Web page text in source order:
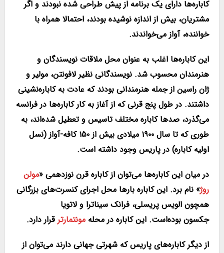
کاباره‌ها دارای یک برنامه از پیش طراحی شده نبودند و اگر
مشتریان، بیش از اندازه نوشیده بودند، احتمالا همراه با
خواننده، آواز می‌خواندند.
این کاباره‌ها اغلب به عنوان محل ملاقات نویسندگان و
هنرمندان محسوب شد. نویسندگانی نظیر لافونتن، مولیر و
ژان راسین از جمله هنرمندانی بودند که عادت به کاباره‌نشینی
داشتند. در طول پنج قرنی که از آغاز به کار کاباره‌ها در فرانسه
می‌گذرد، صدها کاباره مختلف تاسیس و تعطیل شده‌اند، به
طوری که تا سال ۱۹۰۰ میلادی بیش از ۱۵۰ کافه-آواز (نسل
اولیه کاباره) در پاریس وجود داشته است.
در میان این کاباره‌ها می‌توان از کاباره قرن نوزدهمی «مولن
روژ» نام برد. این کاباره بارها محل اجرای کنسرت‌های بزرگانی
همچون الویس پریسلی، فرانک سیناترا و لاتویا
جکسون بوده‌است. این کاباره در محله مونتمارترقرار دارد.
از دیگر کاباره‌های پاریس که شهرتی جهانی دارند می‌توان از